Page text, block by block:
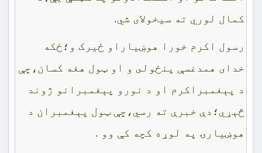
کمال لوري ته سيخولاى شي.
رسول اکرم خورا هوښياراو ځيرک و؛ځکه
خداى همدغسې پنځولى و او ټول هغه کسان،چې
د پېغمبراکرم او د نورو پېغمبرانو ژوند
څېړي؛دې خبرې ته رسي،چې ټول پېغمبران د
هوښيارۍ په لوړه کچه کې وو .